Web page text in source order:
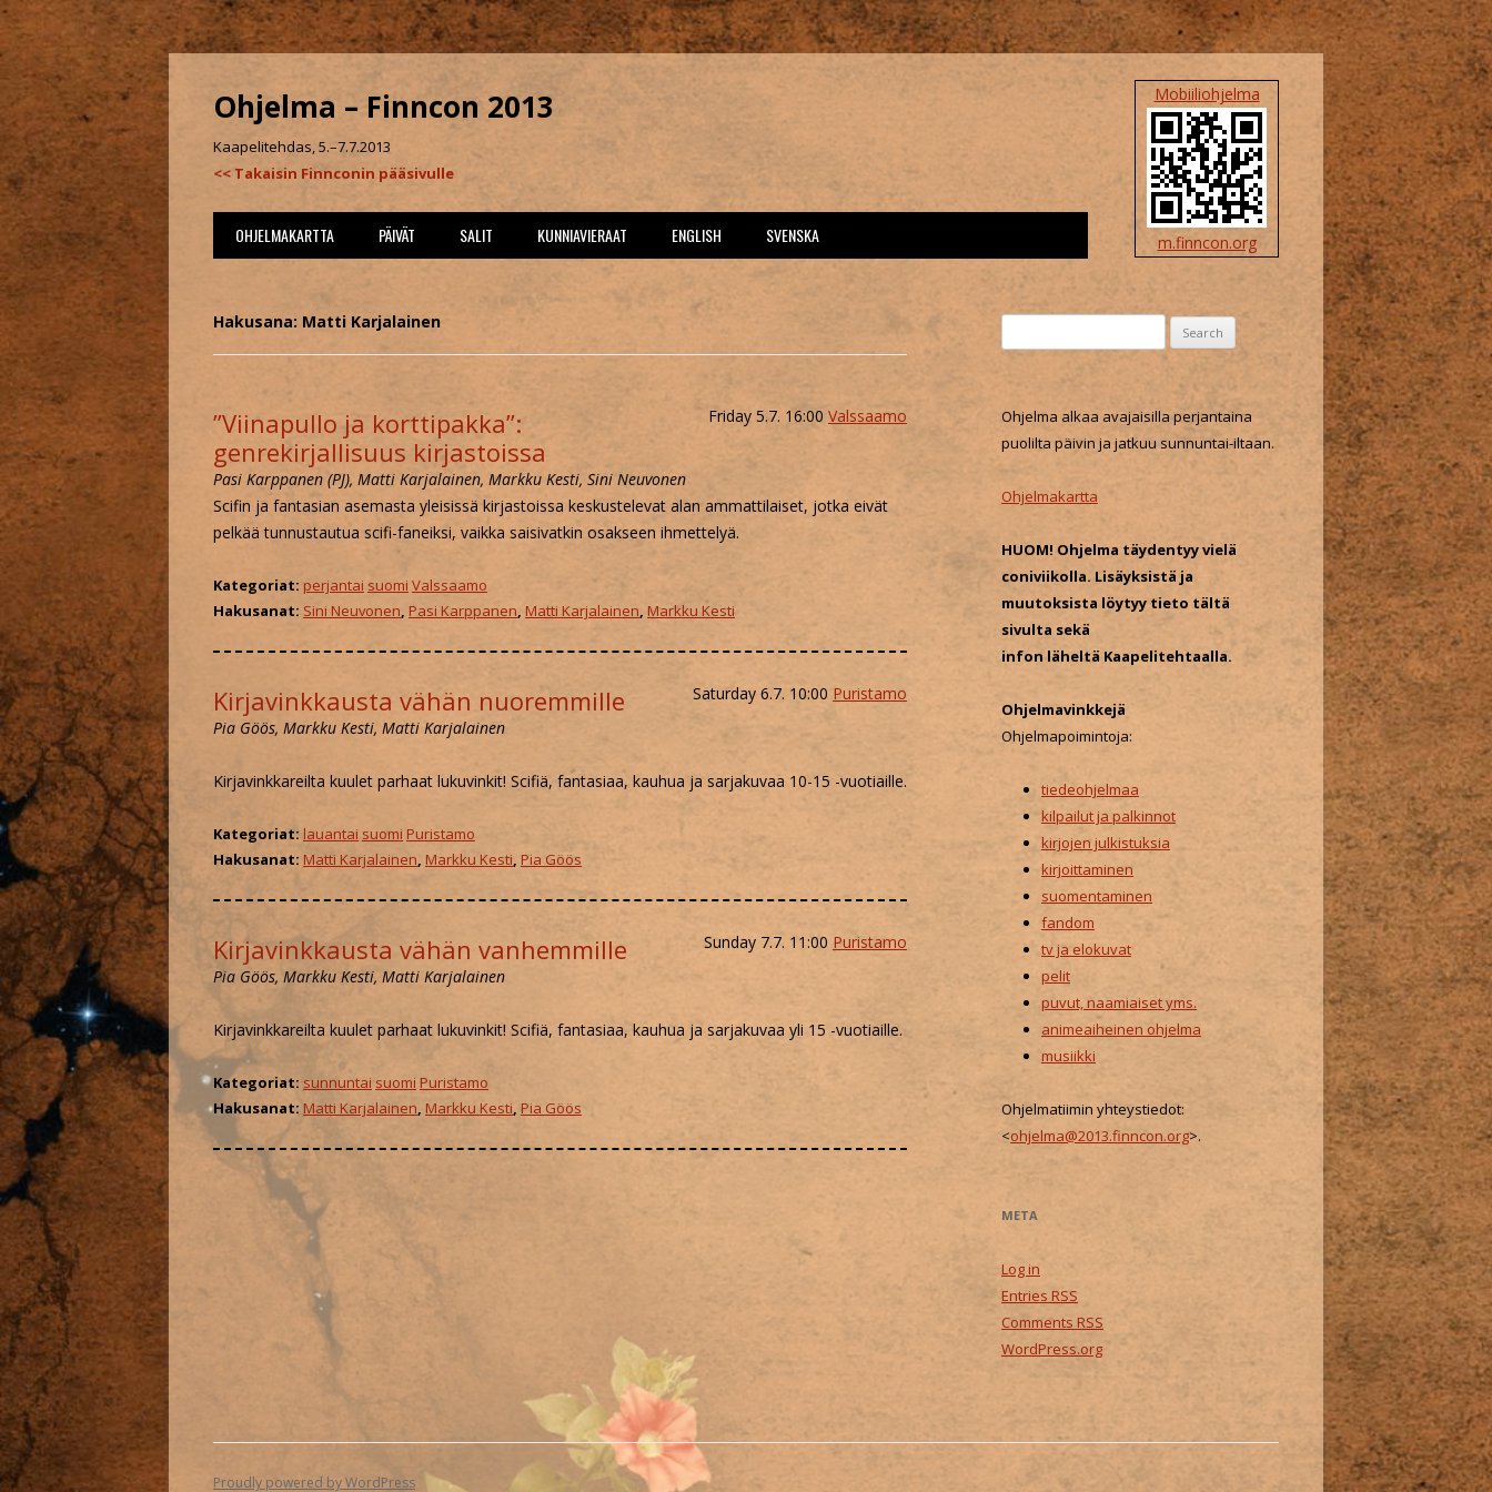
Ohjelma – Finncon 2013
Kaapelitehdas, 5.–7.7.2013
<< Takaisin Finnconin pääsivulle
Mobiiliohjelma
m.finncon.org
Skip
OHJELMAKARTTA PÄIVÄT SALIT
VALSSAAMO
WATTI
KELA
KÄÄMI
FANDOM LOUNGE
KUNNIAVIERAAT ENGLISH SVENSKA
Hakusana: Matti Karjalainen
”Viinapullo ja korttipakka”:
genrekirjallisuus kirjastoissa
Friday 5.7. 16:00 Valssaamo
Pasi Karppanen (PJ), Matti Karjalainen, Markku Kesti, Sini Neuvonen
Scifin ja fantasian asemasta yleisissä kirjastoissa keskustelevat alan ammattilaiset, jotka eivät
pelkää tunnustautua scifi-faneiksi, vaikka saisivatkin osakseen ihmettelyä.
Kategoriat: perjantai suomi Valssaamo
Hakusanat: Sini Neuvonen, Pasi Karppanen, Matti Karjalainen, Markku Kesti
Kirjavinkkausta vähän nuoremmille Saturday 6.7. 10:00 Puristamo
Pia Göös, Markku Kesti, Matti Karjalainen
Kirjavinkkareilta kuulet parhaat lukuvinkit! Scifiä, fantasiaa, kauhua ja sarjakuvaa 10-15 -vuotiaille.
Kategoriat: lauantai suomi Puristamo
Hakusanat: Matti Karjalainen, Markku Kesti, Pia Göös
Kirjavinkkausta vähän vanhemmille Sunday 7.7. 11:00 Puristamo
Pia Göös, Markku Kesti, Matti Karjalainen
Kirjavinkkareilta kuulet parhaat lukuvinkit! Scifiä, fantasiaa, kauhua ja sarjakuvaa yli 15 -vuotiaille.
Kategoriat: sunnuntai suomi Puristamo
Hakusanat: Matti Karjalainen, Markku Kesti, Pia Göös
e
r
f
r
Ohjelma alkaa avajaisilla perjantaina
puolilta päivin ja jatkuu sunnuntai-iltaan.
Ohjelmakartta
HUOM! Ohjelma täydentyy vielä
coniviikolla. Lisäyksistä ja
muutoksista löytyy tieto tältä
sivulta sekä
infon läheltä Kaapelitehtaalla.
Ohjelmavinkkejä
Ohjelmapoimintoja:
tiedeohjelmaa
kilpailut ja palkinnot
kirjojen julkistuksia
kirjoittaminen
suomentaminen
fandom
tv ja elokuvat
pelit
puvut, naamiaiset yms.
animeaiheinen ohjelma
musiikki
Ohjelmatiimin yhteystiedot:
<ohjelma@2013.finncon.org>.
META
Log in
Entries RSS
Comments RSS
WordPress.org
Proudly powered by WordPress